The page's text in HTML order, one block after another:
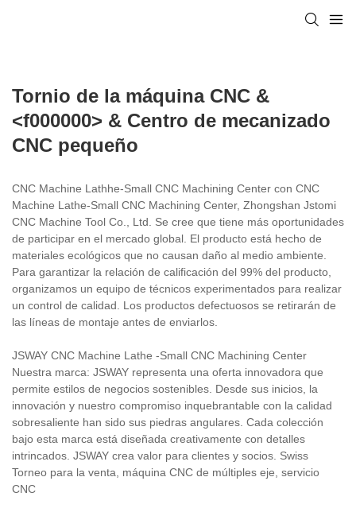
Tornio de la máquina CNC &
<f000000> & Centro de mecanizado
CNC pequeño
CNC Machine Lathhe-Small CNC Machining Center con CNC
Machine Lathe-Small CNC Machining Center, Zhongshan Jstomi
CNC Machine Tool Co., Ltd. Se cree que tiene más oportunidades
de participar en el mercado global. El producto está hecho de
materiales ecológicos que no causan daño al medio ambiente.
Para garantizar la relación de calificación del 99% del producto,
organizamos un equipo de técnicos experimentados para realizar
un control de calidad. Los productos defectuosos se retirarán de
las líneas de montaje antes de enviarlos.
JSWAY CNC Machine Lathe -Small CNC Machining Center
Nuestra marca: JSWAY representa una oferta innovadora que
permite estilos de negocios sostenibles. Desde sus inicios, la
innovación y nuestro compromiso inquebrantable con la calidad
sobresaliente han sido sus piedras angulares. Cada colección
bajo esta marca está diseñada creativamente con detalles
intrincados. JSWAY crea valor para clientes y socios. Swiss
Torneo para la venta, máquina CNC de múltiples eje, servicio
CNC